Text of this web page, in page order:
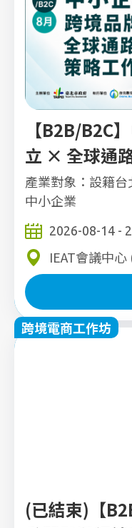
【B2B/B2C
立 × 全球通
產業對象：設籍
中小企業
2026-08-14 -
IEAT會議中
跨境電商工作坊
(已結束)【